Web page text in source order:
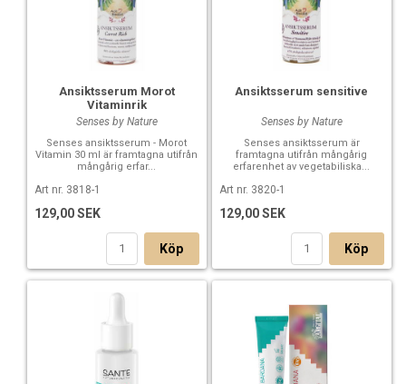
Ansiktsserum Morot
Vitaminrik
Senses by Nature
Senses ansiktsserum - Morot
Vitamin 30 ml är framtagna utifrån
mångårig erfar...
Art nr. 3818-1
129,00 SEK
Köp
Ansiktsserum sensitive
Senses by Nature
Senses ansiktsserum är
framtagna utifrån mångårig
erfarenhet av vegetabiliska...
Art nr. 3820-1
129,00 SEK
Köp